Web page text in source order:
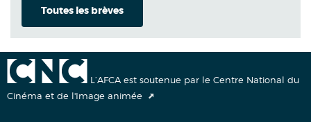
Toutes les brèves
L’AFCA est soutenue par le Centre National du
Cinéma et de l'Image animée